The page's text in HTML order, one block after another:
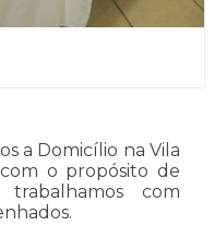
a Domicílio na Vila
o propósito de
trabalhamos com